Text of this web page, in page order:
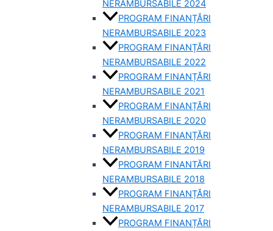
NERAMBURSABILE 2024
PROGRAM FINANȚĂRI
NERAMBURSABILE 2023
PROGRAM FINANȚĂRI
NERAMBURSABILE 2022
PROGRAM FINANȚĂRI
NERAMBURSABILE 2021
PROGRAM FINANȚĂRI
NERAMBURSABILE 2020
PROGRAM FINANȚĂRI
NERAMBURSABILE 2019
PROGRAM FINANTĂRI
NERAMBURSABILE 2018
PROGRAM FINANȚĂRI
NERAMBURSABILE 2017
PROGRAM FINANȚĂRI